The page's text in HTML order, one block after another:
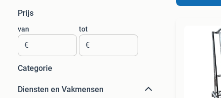
Prijs
van
€
tot
€
Categorie
Diensten en Vakmensen